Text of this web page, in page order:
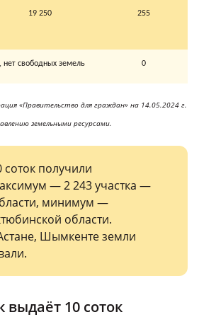
19 250 255
нет свободных земель 0
«Правительство для граждан» на 14.05.2024 г.
земельными ресурсами.
соток получили
— 2 243 участка —
минимум —
области.
Шымкенте земли
выдаёт 10 соток